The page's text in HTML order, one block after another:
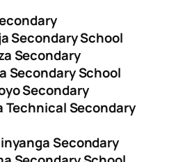
Secondary School
Secondary
Secondary School
Secondary
Technical Secondary
Secondary